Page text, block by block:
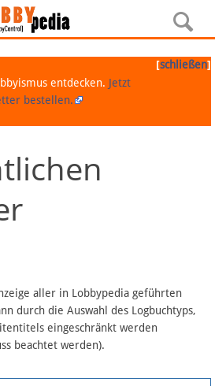
[schließen]
entdecken. Jetzt
bestellen.
aller in Lobbypedia geführten
durch die Auswahl des Logbuchtyps,
eingeschränkt werden
beachtet werden).